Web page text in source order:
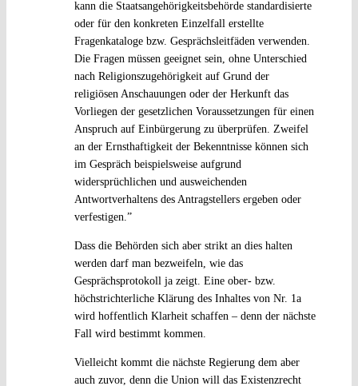
kann die Staatsangehörigkeitsbehörde standardisierte
oder für den konkreten Einzelfall erstellte
Fragenkataloge bzw. Gesprächsleitfäden verwenden.
Die Fragen müssen geeignet sein, ohne Unterschied
nach Religionszugehörigkeit auf Grund der
religiösen Anschauungen oder der Herkunft das
Vorliegen der gesetzlichen Voraussetzungen für einen
Anspruch auf Einbürgerung zu überprüfen. Zweifel
an der Ernsthaftigkeit der Bekenntnisse können sich
im Gespräch beispielsweise aufgrund
widersprüchlichen und ausweichenden
Antwortverhaltens des Antragstellers ergeben oder
verfestigen.”
Dass die Behörden sich aber strikt an dies halten
werden darf man bezweifeln, wie das
Gesprächsprotokoll ja zeigt. Eine ober- bzw.
höchstrichterliche Klärung des Inhaltes von Nr. 1a
wird hoffentlich Klarheit schaffen – denn der nächste
Fall wird bestimmt kommen.
Vielleicht kommt die nächste Regierung dem aber
auch zuvor, denn die Union will das Existenzrecht